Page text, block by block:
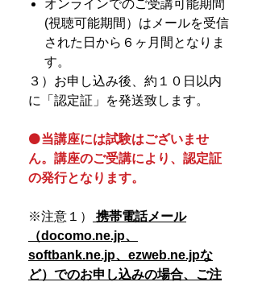
オンラインでのご受講可能期間
(視聴可能期間）はメールを受信
された日から６ヶ月間となりま
す。
３）お申し込み後、約１０日以内
に「認定証」を発送致します。
⚫️当講座には試験はございませ
ん。講座のご受講により、認定証
の発行となります。
※注意１）
携帯電話メール
（docomo.ne.jp、
softbank.ne.jp、ezweb.ne.jpな
ど）でのお申し込みの場合、 ご注